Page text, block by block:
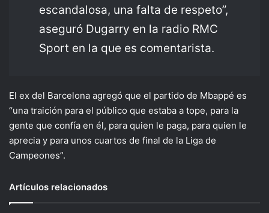
escandalosa, una falta de respeto”,
aseguró Dugarry en la radio RMC
Sport en la que es comentarista.
El ex del Barcelona agregó que el partido de Mbappé es
“una traición para el público que estaba a tope, para la
gente que confía en él, para quien le paga, para quien le
aprecia y para unos cuartos de final de la Liga de
Campeones”.
Artículos relacionados